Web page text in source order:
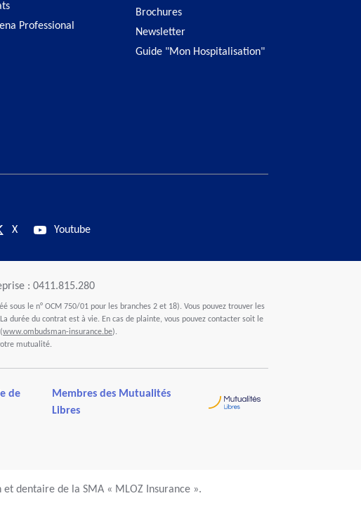
Professional
Brochures
Newsletter
Guide "Mon Hospitalisation"
X Youtube
: 0411.815.280
sous le n° OCM 750/01 pour les branches 2 et 18). Vous pouvez trouver les
durée du contrat est à vie. En cas de plainte, vous pouvez contacter soit le
www.ombudsman-insurance.be).
mutualité.
de
Membres des Mutualités
Libres
dentaire de la SMA « MLOZ Insurance ».